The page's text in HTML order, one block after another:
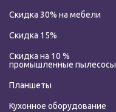
Скидка 30% на мебели
Скидка 15%
Скидка на 10 %
промышленные пылесосы
Планшеты
Кухонное оборудование